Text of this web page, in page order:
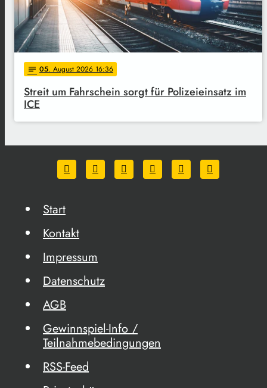
notes 05. August 2026 16:36
Streit um Fahrschein sorgt für Polizeieinsatz im
ICE
Start
Kontakt
Impressum
Datenschutz
AGB
Gewinnspiel-Info /
Teilnahmebedingungen
RSS-Feed